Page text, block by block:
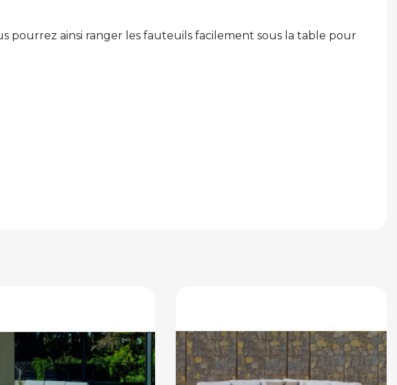
pourrez ainsi ranger les fauteuils facilement sous la table pour